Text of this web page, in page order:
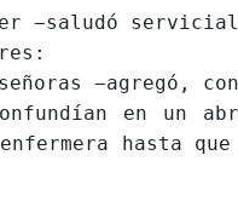
−saludó
−agregó, con
en un
hasta